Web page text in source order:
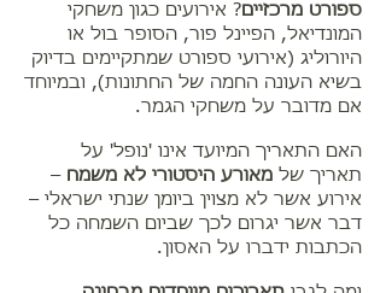
ספורט מרכזיים? אירועים כגון משחקי
המונדיאל, הפיינל פור, הסופר בול או
היורוליג (אירועי ספורט שמתקיימים בדיוק
בשיא העונה החמה של החתונות), ובמיוחד
אם מדובר על משחקי הגמר.
האם התאריך המיועד אינו 'נופל' על
תאריך של מאורע היסטורי לא משמח –
אירוע אשר לא מצוין ביומן שנתי ישראלי –
דבר אשר יגרום לכך שביום השמחה כל
הכתבות ידברו על האסון.